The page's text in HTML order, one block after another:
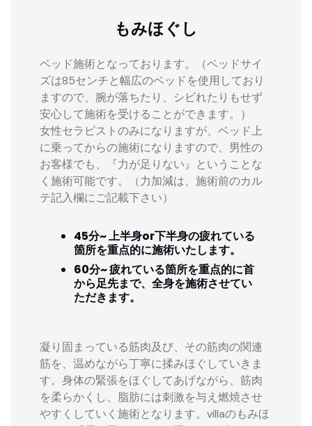
もみほぐし
ベッド施術となっております。（ベッドサイ
ズは85センチと幅広のベッドを使用しており
ますので、腕が落ちたり、シビれたりもせず
安心して施術を受けることができます。）
女性セラピストのみになりますが、ベッド上
に乗ってからの施術になりますので、男性の
お客様でも、『力が足りない』ということな
く施術可能です。（力加減は、施術前のカル
テ記入欄にご記載下さい）
45分~ 上半身or下半身の疲れている
箇所を重点的に施術いたします。
60分~ 疲れている箇所を重点的に首
から足先まで、全身を施術させてい
ただきます。
凝り固まっている筋肉及び、その筋肉の関連
筋を、温めながら丁寧に揉みほぐしていきま
す。身体の緊張をほぐしてあげながら、筋肉
を柔らかくし、脂肪には刺激を与え燃焼させ
やすくしていく施術となります。villaのもみほ